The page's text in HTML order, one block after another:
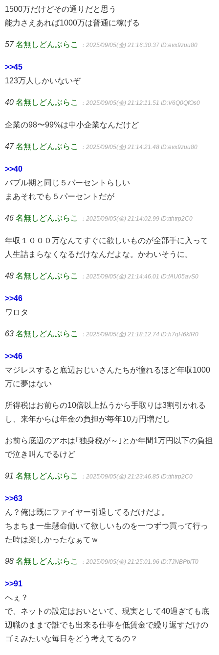
1500万だけどその通りだと思う
能力さえあれば1000万は普通に稼げる
57 名無しどんぶらこ ：2025/09/05(金) 21:16:30.37 ID:evx9zuu80
>>45
123万人しかいないぞ
40 名無しどんぶらこ ：2025/09/05(金) 21:12:11.51 ID:V6Q0QfOs0
企業の98〜99%は中小企業なんだけど
47 名無しどんぶらこ ：2025/09/05(金) 21:14:21.48 ID:evx9zuu80
>>40
バブル期と同じ５バーセントらしい
まあそれでも５パーセントだが
46 名無しどんぶらこ ：2025/09/05(金) 21:14:02.99 ID:tthtrp2C0
年収１０００万なんてすぐに欲しいものが全部手に入って
人生詰まらなくなるだけなんだよな。かわいそうに。
48 名無しどんぶらこ ：2025/09/05(金) 21:14:46.01 ID:fAU05avS0
>>46
ワロタ
63 名無しどんぶらこ ：2025/09/05(金) 21:18:12.74 ID:h7gH6klR0
>>46
マジレスすると底辺おじいさんたちが憧れるほど年収1000
万に夢はない
所得税はお前らの10倍以上払うから手取りは3割引かれる
し、来年からは年金の負担が毎年10万円増だし
お前ら底辺のアホは｢独身税が～｣とか年間1万円以下の負担
で泣き叫んでるけど
91 名無しどんぶらこ ：2025/09/05(金) 21:23:46.85 ID:tthtrp2C0
>>63
ん？俺は既にファイヤー引退してるだけだよ。
ちまちま一生懸命働いて欲しいものを一つずつ買って行っ
た時は楽しかったなぁてｗ
98 名無しどんぶらこ ：2025/09/05(金) 21:25:01.96 ID:TJNBPbiT0
>>91
へぇ？
で、ネットの設定はおいといて、現実として40過ぎても底
辺職のままで誰でも出来る仕事を低賃金で繰り返すだけの
ゴミみたいな毎日をどう考えてるの？